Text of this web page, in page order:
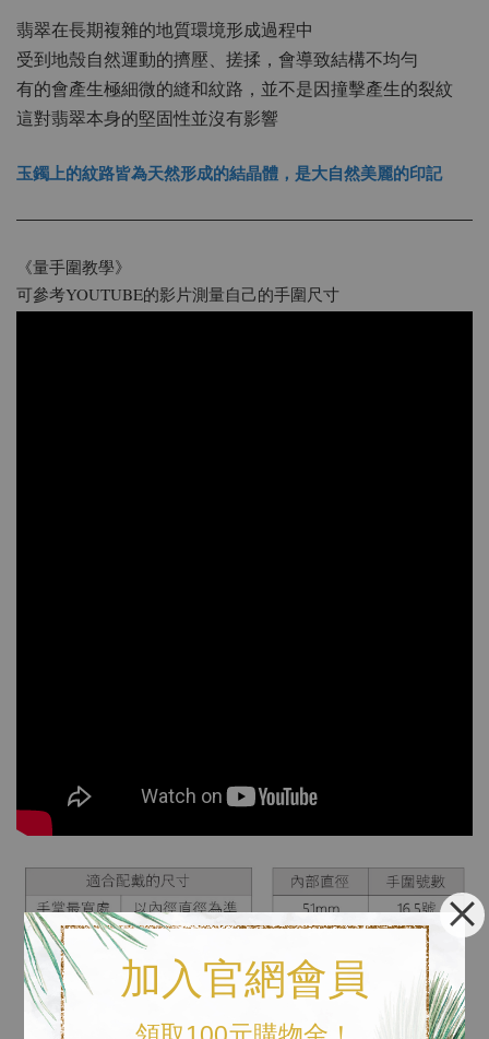
加入官網會員
翡翠在長期複雜的地質環境形成過程中
受到地殼自然運動的擠壓、搓揉，會導致結構不均勻
有的會產生極細微的縫和紋路，並不是因撞擊產生的裂紋
這對翡翠本身的堅固性並沒有影響
玉鐲上的紋路皆為天然形成的結晶體，是大自然美麗的印記
《量手圍教學》
可參考YOUTUBE的影片測量自己的手圍尺寸